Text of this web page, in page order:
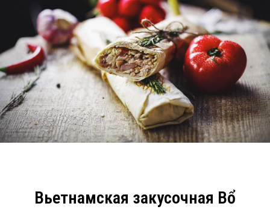
Вьетнамская закусочная Bổ